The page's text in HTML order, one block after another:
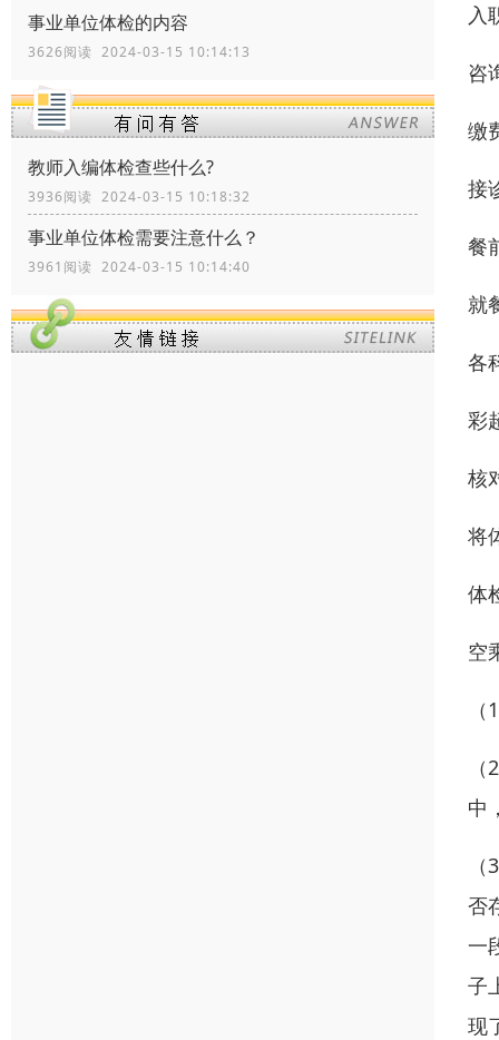
事业单位体检的内容
3626阅读 2024-03-15 10:14:13
教师入编体检查些什么?
3936阅读 2024-03-15 10:18:32
事业单位体检需要注意什么？
3961阅读 2024-03-15 10:14:40
入
咨
缴
接
餐
就
各
彩
核
将
体
空
中
否
一
子
现